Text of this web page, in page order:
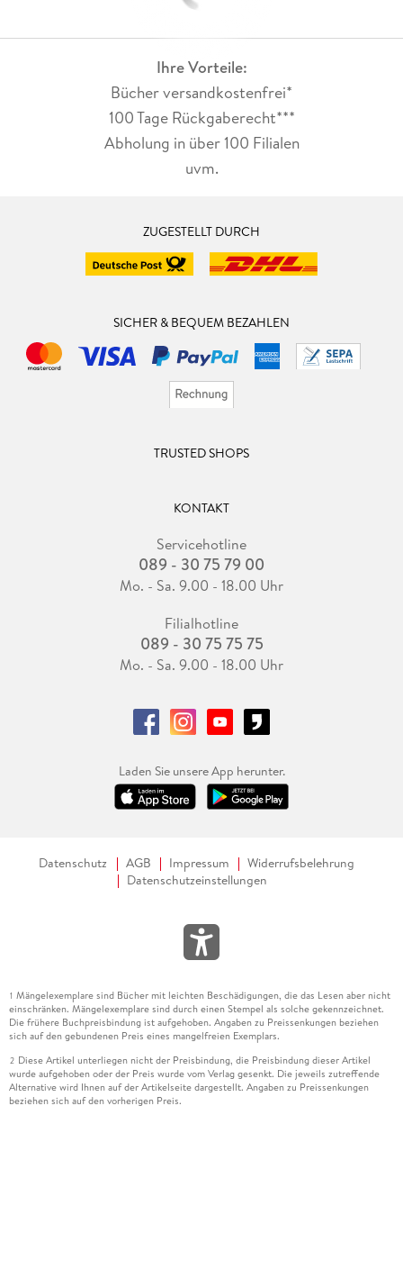
Ihre Vorteile:
Bücher versandkostenfrei*
100 Tage Rückgaberecht***
Abholung in über 100 Filialen
uvm.
ZUGESTELLT DURCH
SICHER & BEQUEM BEZAHLEN
TRUSTED SHOPS
KONTAKT
Servicehotline
089 - 30 75 79 00
Mo. - Sa. 9.00 - 18.00 Uhr
Filialhotline
089 - 30 75 75 75
Mo. - Sa. 9.00 - 18.00 Uhr
Laden Sie unsere App herunter.
Datenschutz AGB Impressum
Widerrufsbelehrung
Datenschutzeinstellungen
1 Mängelexemplare sind Bücher mit leichten Beschädigungen, die das Lesen aber nicht
einschränken. Mängelexemplare sind durch einen Stempel als solche gekennzeichnet.
Die frühere Buchpreisbindung ist aufgehoben. Angaben zu Preissenkungen beziehen
sich auf den gebundenen Preis eines mangelfreien Exemplars.
2 Diese Artikel unterliegen nicht der Preisbindung, die Preisbindung dieser Artikel
wurde aufgehoben oder der Preis wurde vom Verlag gesenkt. Die jeweils zutreffende
Alternative wird Ihnen auf der Artikelseite dargestellt. Angaben zu Preissenkungen
beziehen sich auf den vorherigen Preis.